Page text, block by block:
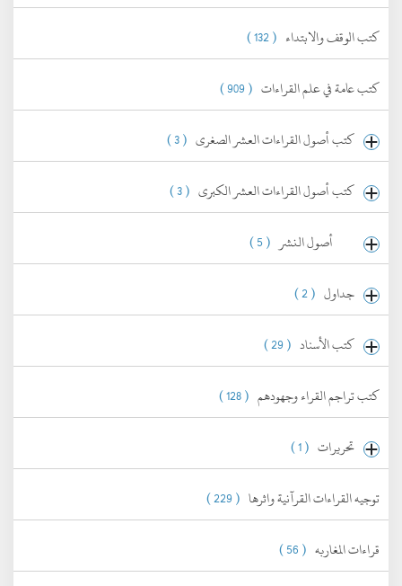
كتب الوقف والابتداء ( 132 )
كتب عامة في علم القراءات ( 909 )
كتب أصول القراءات العشر الصغرى ( 3 )
كتب أصول القراءات العشر الكبرى ( 3 )
أصول النشر ( 5 )
جداول ( 2 )
كتب الأسناد ( 29 )
كتب تراجم القراء وجهودهم ( 128 )
تحريرات ( 1 )
توجيه القراءات القرآنية واثرها ( 229 )
قراءات المغاربه ( 56 )